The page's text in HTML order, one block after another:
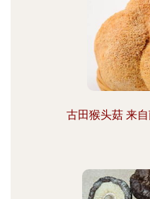
古田猴头菇 来